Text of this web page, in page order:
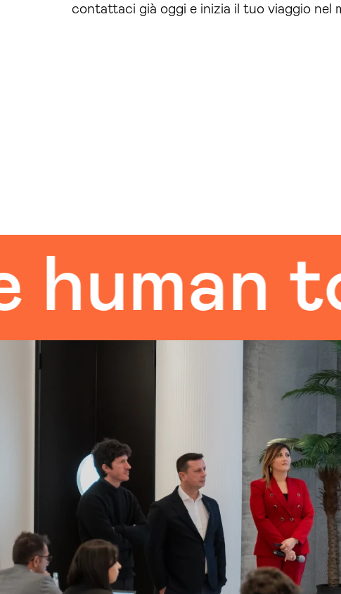
contattaci già oggi e inizia il tuo viaggio nel